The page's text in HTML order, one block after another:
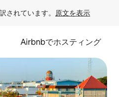
されています。 原文を表示
Airbnbでホスティング